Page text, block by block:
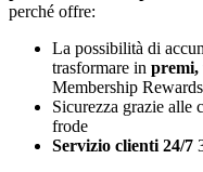
perché offre:
La possibilità di
trasformare in premi,
Membership
Sicurezza grazie alle
frode
Servizio clienti 24/7